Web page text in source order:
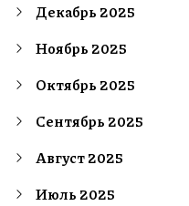
Декабрь 2025
Ноябрь 2025
Октябрь 2025
Сентябрь 2025
Август 2025
Июль 2025